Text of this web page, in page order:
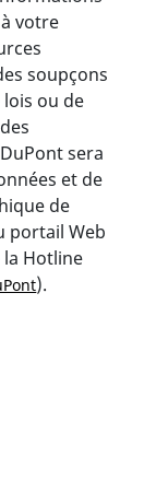
votre
soupçons
ou de
sera
et de
de
portail Web
la Hotline
).